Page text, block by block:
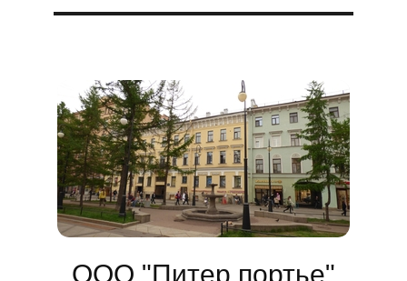
ООО "Питер портье"